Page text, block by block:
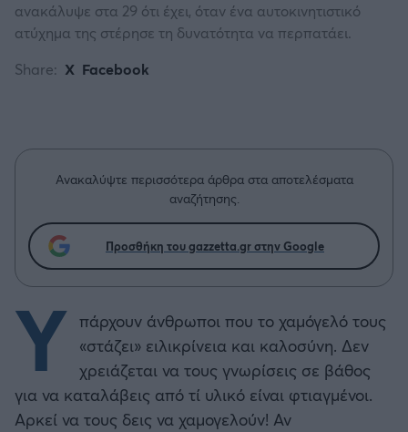
ανακάλυψε στα 29 ότι έχει, όταν ένα αυτοκινητιστικό
ατύχημα της στέρησε τη δυνατότητα να περπατάει.
Share: X Facebook
Ανακαλύψτε περισσότερα άρθρα στα αποτελέσματα
αναζήτησης.
Προσθήκη του gazzetta.gr στην Google
Υ πάρχουν άνθρωποι που το χαμόγελό τους
«στάζει» ειλικρίνεια και καλοσύνη. Δεν
χρειάζεται να τους γνωρίσεις σε βάθος
για να καταλάβεις από τί υλικό είναι φτιαγμένοι.
Αρκεί να τους δεις να χαμογελούν! Αν